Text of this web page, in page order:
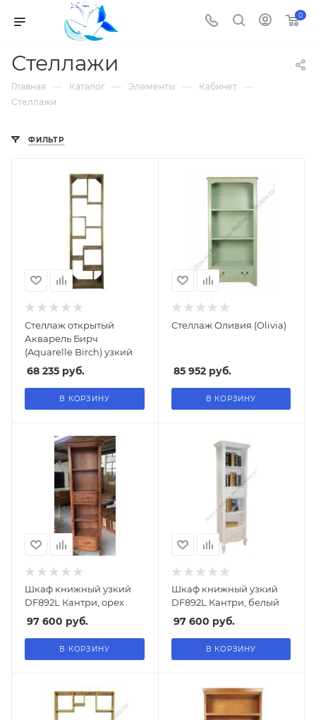
0
Стеллажи
Главная — Каталог — Элементы — Кабинет —
Стеллажи
ФИЛЬТР
Стеллаж открытый
Акварель Бирч
(Aquarelle Birch) узкий
68 235 руб.
В КОРЗИНУ
Стеллаж Оливия (Olivia)
85 952руб.
В КОРЗИНУ
Шкаф книжный узкий
DF892L Кантри, орех
97 600 руб.
В КОРЗИНУ
Шкаф книжный узкий
DF892L Кантри, белый
97 600 руб.
В КОРЗИНУ